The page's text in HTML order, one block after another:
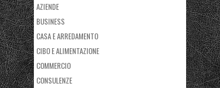
AZIENDE
BUSINESS
CASA E ARREDAMENTO
CIBO E ALIMENTAZIONE
COMMERCIO
CONSULENZE